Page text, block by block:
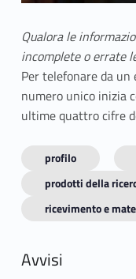
Qualora le
incomplete o errate
Per telefonare da
numero unico inizia
ultime quattro cifre
profilo
prodotti della
ricevimento e
Avvisi